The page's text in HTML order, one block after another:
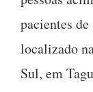
pacientes
localizado
Sul, em